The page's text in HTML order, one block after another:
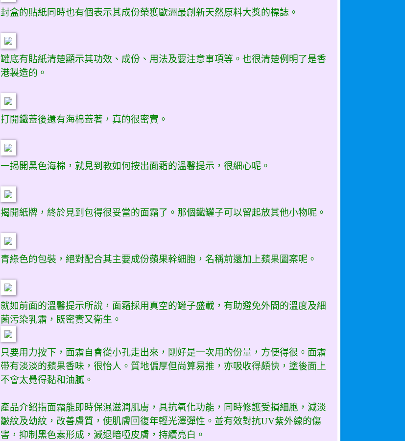
封盒的貼紙同時也有個表示其成份榮獲歐洲最創新天然原料大獎的標誌。
罐底有貼紙清楚顯示其功效、成份、用法及要注意事項等。也很清楚例明了是香
港製造的。
打開鐵蓋後還有海棉蓋著，真的很密實。
一揭開黑色海棉，就見到教如何按出面霜的溫馨提示，很細心呢。
揭開紙牌，終於見到包得很妥當的面霜了。那個鐵罐子可以留起放其他小物呢。
青綠色的包裝，絕對配合其主要成份蘋果幹細胞，名稱前還加上蘋果圖案呢。
就如前面的溫馨提示所說，面霜採用真空的罐子盛載，有助避免外間的溫度及細
菌污染乳霜，既密實又衛生。
只要用力按下，面霜自會從小孔走出來，剛好是一次用的份量，方便得很。面霜
帶有淡淡的蘋果香味，很怡人。質地偏厚但尚算易推，亦吸收得頗快，塗後面上
不會太覺得黏和油膩。
產品介紹指面霜能即時保濕滋潤肌膚，具抗氧化功能，同時修護受損細胞，減淡
皺紋及幼紋，改善膚質，使肌膚回復年輕光澤彈性。並有效對抗UV紫外線的傷
害，抑制黑色素形成，減退暗啞皮膚，持續亮白。